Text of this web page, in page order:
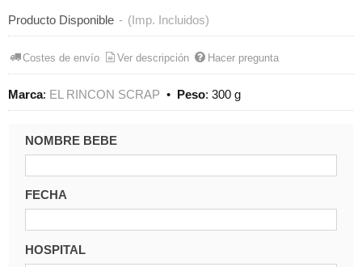
Producto Disponible - (Imp. Incluidos)
Costes de envío Ver descripción Hacer pregunta
Marca: EL RINCON SCRAP • Peso: 300 g
NOMBRE BEBE
FECHA
HOSPITAL